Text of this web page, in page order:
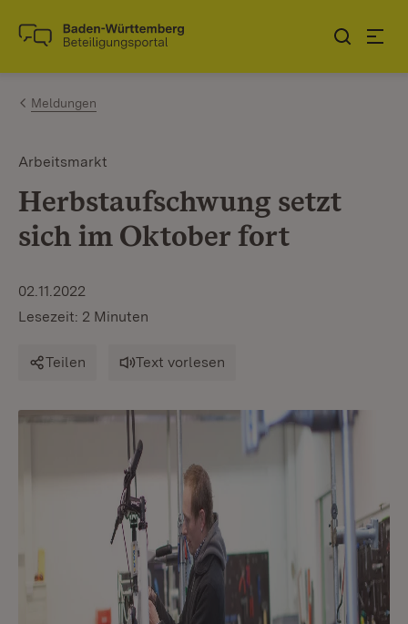
Zum Inhalt springen
Link zur Startseite
Meldungen
Arbeitsmarkt
Herbstaufschwung setzt
sich im Oktober fort
02.11.2022
Lesezeit: 2 Minuten
Teilen Text vorlesen